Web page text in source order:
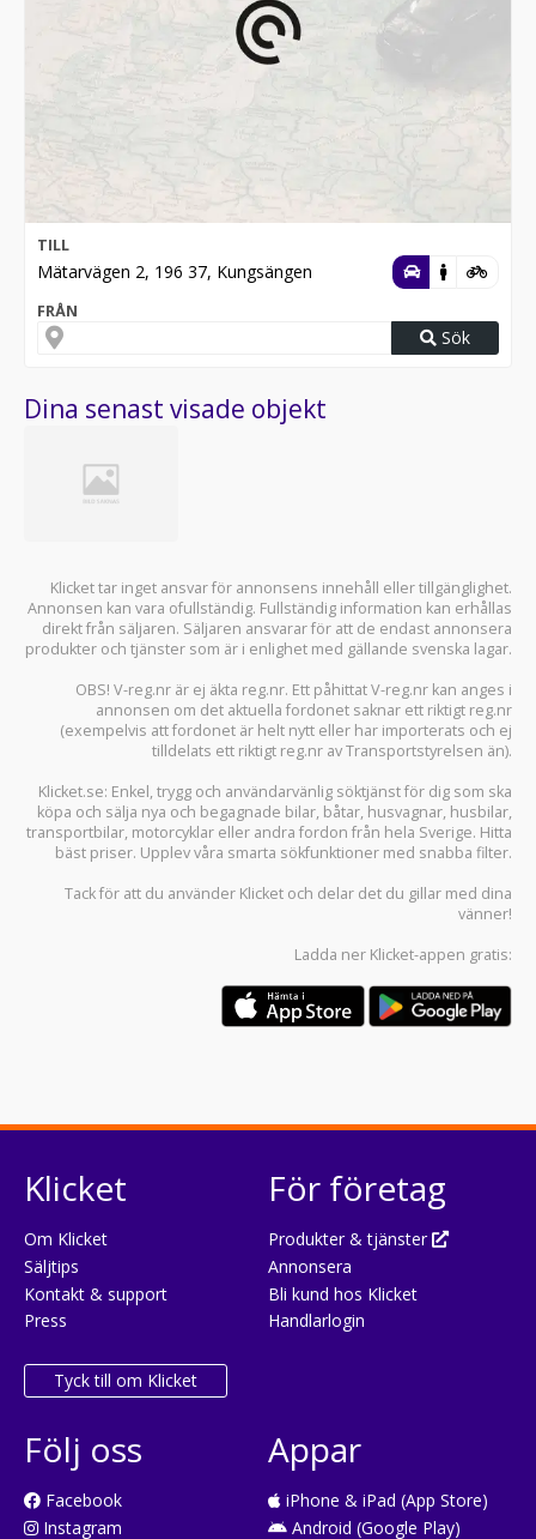
TILL
Mätarvägen 2, 196 37, Kungsängen
FRÅN
Sök
Dina senast visade objekt
Klicket tar inget ansvar för annonsens innehåll eller tillgänglighet.
Annonsen kan vara ofullständig. Fullständig information kan erhållas
direkt från säljaren. Säljaren ansvarar för att de endast annonsera
produkter och tjänster som är i enlighet med gällande svenska lagar.
OBS! V-reg.nr är ej äkta reg.nr. Ett påhittat V-reg.nr kan anges i
annonsen om det aktuella fordonet saknar ett riktigt reg.nr
(exempelvis att fordonet är helt nytt eller har importerats och ej
tilldelats ett riktigt reg.nr av Transportstyrelsen än).
Klicket.se: Enkel, trygg och användarvänlig söktjänst för dig som ska
köpa och sälja nya och begagnade bilar, båtar, husvagnar, husbilar,
transportbilar, motorcyklar eller andra fordon från hela Sverige. Hitta
bäst priser. Upplev våra smarta sökfunktioner med snabba filter.
Tack för att du använder Klicket och delar det du gillar med dina
vänner!
Ladda ner Klicket-appen gratis:
Klicket
Om Klicket
Säljtips
Kontakt & support
Press
Tyck till om Klicket
För företag
Produkter & tjänster
Annonsera
Bli kund hos Klicket
Handlarlogin
Följ oss
Facebook
Instagram
Appar
iPhone & iPad (App Store)
Android (Google Play)